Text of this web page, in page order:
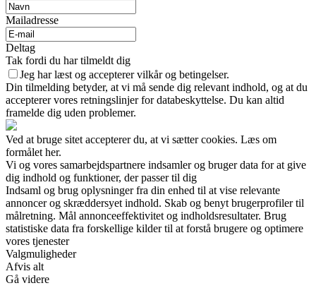
Mailadresse
Deltag
Tak fordi du har tilmeldt dig
Jeg har læst og accepterer vilkår og betingelser.
Din tilmelding betyder, at vi må sende dig relevant indhold, og at du
accepterer vores retningslinjer for databeskyttelse. Du kan altid
framelde dig uden problemer.
Ved at bruge sitet accepterer du, at vi sætter cookies. Læs om
formålet her.
Vi og vores samarbejdspartnere indsamler og bruger data for at give
dig indhold og funktioner, der passer til dig
Indsaml og brug oplysninger fra din enhed til at vise relevante
annoncer og skræddersyet indhold. Skab og benyt brugerprofiler til
målretning. Mål annonceeffektivitet og indholdsresultater. Brug
statistiske data fra forskellige kilder til at forstå brugere og optimere
vores tjenester
Valgmuligheder
Afvis alt
Gå videre